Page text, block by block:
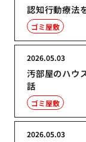
認知行動療法
ゴミ屋敷
汚部屋のハウ
話
2026.05.03
ゴミ屋敷
2026.05.03